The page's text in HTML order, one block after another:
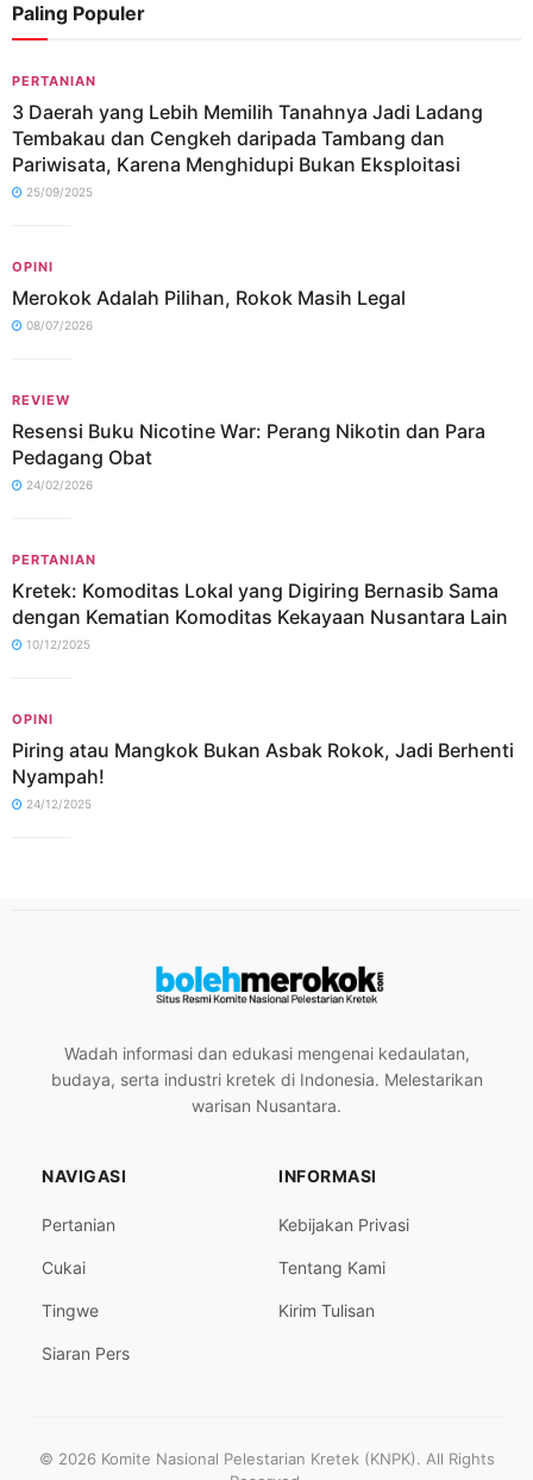
Paling Populer
PERTANIAN
3 Daerah yang Lebih Memilih Tanahnya Jadi Ladang
Tembakau dan Cengkeh daripada Tambang dan
Pariwisata, Karena Menghidupi Bukan Eksploitasi
25/09/2025
OPINI
Merokok Adalah Pilihan, Rokok Masih Legal
08/07/2026
REVIEW
Resensi Buku Nicotine War: Perang Nikotin dan Para
Pedagang Obat
24/02/2026
PERTANIAN
Kretek: Komoditas Lokal yang Digiring Bernasib Sama
dengan Kematian Komoditas Kekayaan Nusantara Lain
10/12/2025
OPINI
Piring atau Mangkok Bukan Asbak Rokok, Jadi Berhenti
Nyampah!
24/12/2025
Wadah informasi dan edukasi mengenai kedaulatan,
budaya, serta industri kretek di Indonesia. Melestarikan
warisan Nusantara.
NAVIGASI
Pertanian
Cukai
Tingwe
Siaran Pers
INFORMASI
Kebijakan Privasi
Tentang Kami
Kirim Tulisan
© 2026 Komite Nasional Pelestarian Kretek (KNPK). All Rights